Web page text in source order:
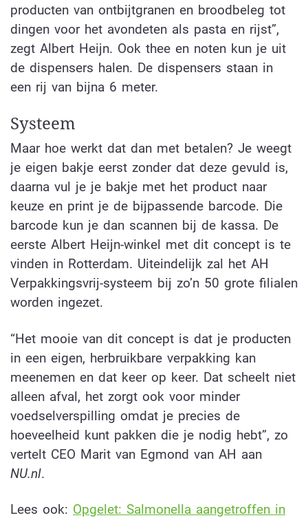
producten van ontbijtgranen en broodbeleg tot
dingen voor het avondeten als pasta en rijst”,
zegt Albert Heijn. Ook thee en noten kun je uit
de dispensers halen. De dispensers staan in
een rij van bijna 6 meter.
Systeem
Maar hoe werkt dat dan met betalen? Je weegt
je eigen bakje eerst zonder dat deze gevuld is,
daarna vul je je bakje met het product naar
keuze en print je de bijpassende barcode. Die
barcode kun je dan scannen bij de kassa. De
eerste Albert Heijn-winkel met dit concept is te
vinden in Rotterdam. Uiteindelijk zal het AH
Verpakkingsvrij-systeem bij zo’n 50 grote filialen
worden ingezet.
“Het mooie van dit concept is dat je producten
in een eigen, herbruikbare verpakking kan
meenemen en dat keer op keer. Dat scheelt niet
alleen afval, het zorgt ook voor minder
voedselverspilling omdat je precies de
hoeveelheid kunt pakken die je nodig hebt”, zo
vertelt CEO Marit van Egmond van AH aan
NU.nl.
Lees ook: Opgelet: Salmonella aangetroffen in